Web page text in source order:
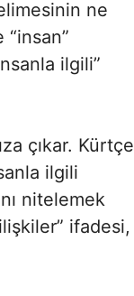
ne
ilgili”
çıkar. Kürtçe
ilgili
nitelemek
ifadesi,